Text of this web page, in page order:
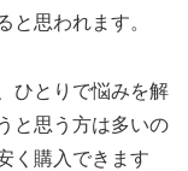
と思われます。
ひとりで悩みを解
と思う方は多いの
く購入できます